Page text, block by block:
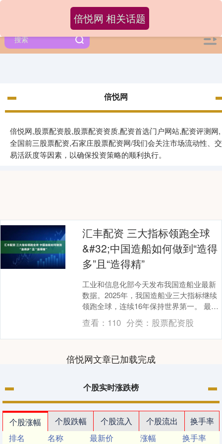
倍悦网
倍悦网,股票配资股,股票配资资质,配资首选门户网站,配资评测网,
全国前三股票配资,石家庄股票配资网/我们会关注市场流动性、交
易活跃度等因素，以确保投资策略的顺利执行。
倍悦网 相关话题
汇丰配资 三大指标领跑全球
&#32;中国造船如何做到“造得
多”且“造得精”
工业和信息化部今天发布我国造船业最新
数据。2025年，我国造船业三大指标继续
领跑全球，连续16年保持世界第一。 最新
数据显示，2025年我国造船完工量5369
万....
查看： 110 分类： 股票配资股
倍悦网文章已加载完成
个股实时涨跌榜
个股涨幅 个股跌幅 个股流入 个股流出
换手率
排名
名称 最新价 涨幅
换手率